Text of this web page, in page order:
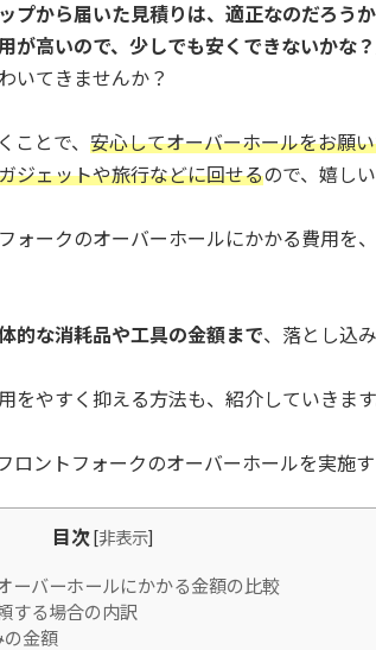
プから届いた見積りは、適正なのだろうか
が高いので、少しでも安くできないかな？
いてきませんか？
ことで、 安心してオーバーホールをお願
ジェットや旅行などに回せるので、嬉し
ォークのオーバーホールにかかる費用を
的な消耗品や工具の金額まで、落とし込み
をやすく抑える方法も、紹介していきます
ロントフォークのオーバーホールを実施
目次 [非表示]
ーバーホールにかかる金額の比較
する場合の内訳
の金額